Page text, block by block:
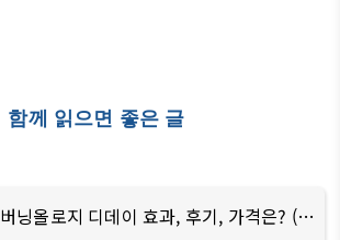
함께 읽으면 좋은 글
버닝올로지 디데이 효과, 후기, 가격은? (빨간포)